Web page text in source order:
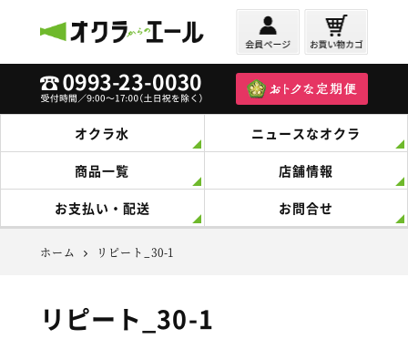
オクラ水 ニュースなオクラ
商品一覧 店舗情報
お支払い・配送 お問合せ
ホーム リピート_30-1
リピート_30-1